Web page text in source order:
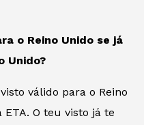
o Reino Unido se já
Unido?
válido para o Reino
O teu visto já te